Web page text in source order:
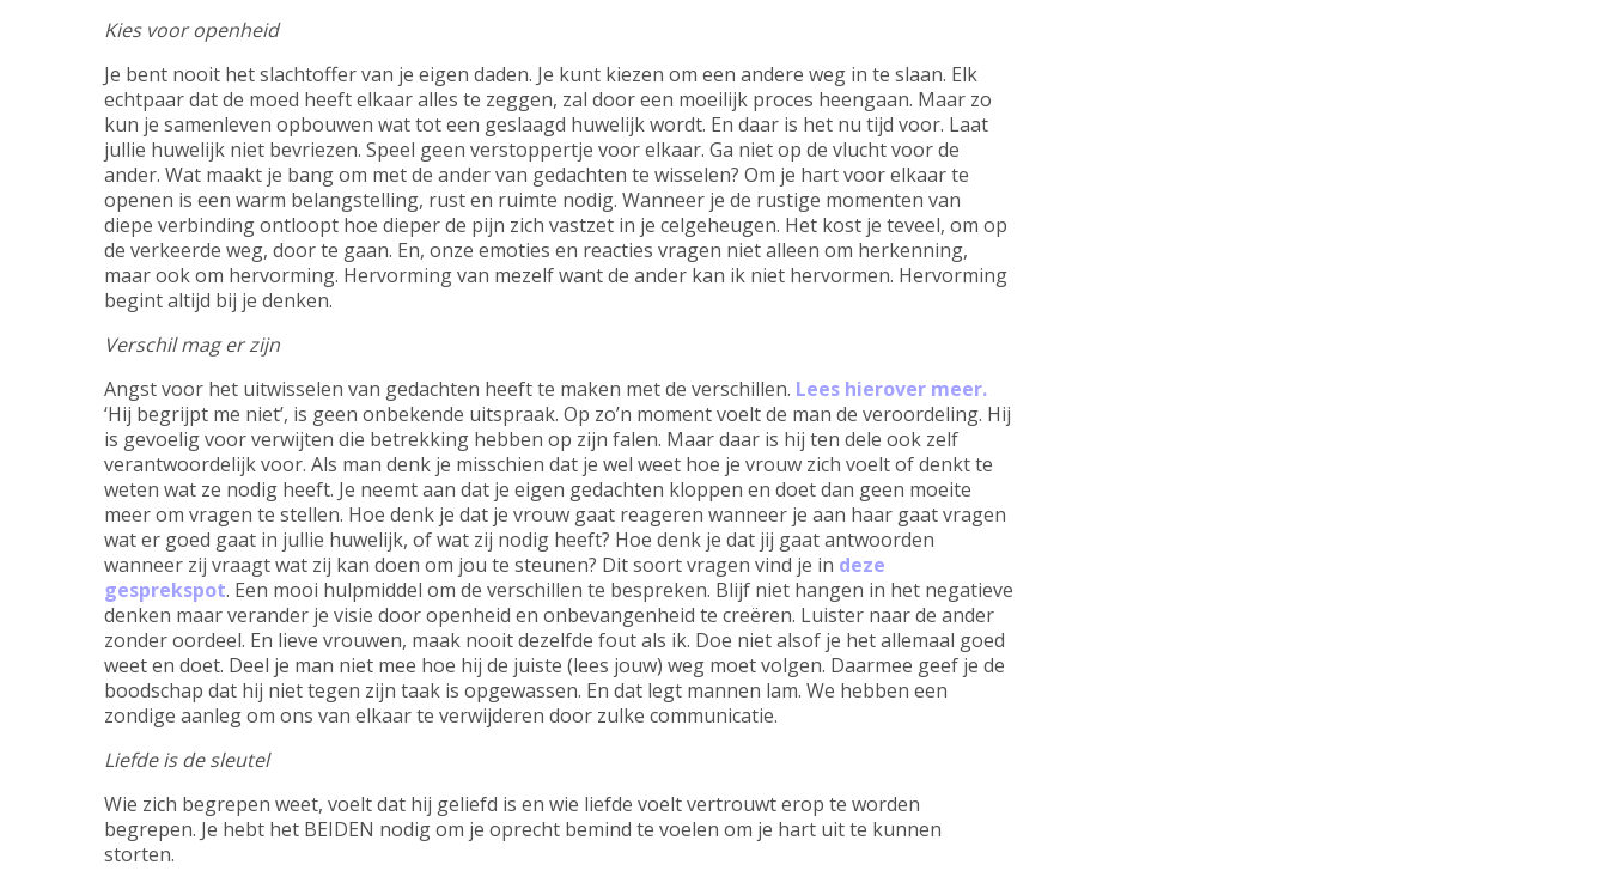
Kies voor openheid
Je bent nooit het slachtoffer van je eigen daden. Je kunt kiezen om een andere weg in te slaan. Elk
echtpaar dat de moed heeft elkaar alles te zeggen, zal door een moeilijk proces heengaan. Maar zo
kun je samenleven opbouwen wat tot een geslaagd huwelijk wordt. En daar is het nu tijd voor. Laat
jullie huwelijk niet bevriezen. Speel geen verstoppertje voor elkaar. Ga niet op de vlucht voor de
ander. Wat maakt je bang om met de ander van gedachten te wisselen? Om je hart voor elkaar te
openen is een warm belangstelling, rust en ruimte nodig. Wanneer je de rustige momenten van
diepe verbinding ontloopt hoe dieper de pijn zich vastzet in je celgeheugen. Het kost je teveel, om op
de verkeerde weg, door te gaan. En, onze emoties en reacties vragen niet alleen om herkenning,
maar ook om hervorming. Hervorming van mezelf want de ander kan ik niet hervormen. Hervorming
begint altijd bij je denken.
Verschil mag er zijn
Angst voor het uitwisselen van gedachten heeft te maken met de verschillen. Lees hierover meer.
‘Hij begrijpt me niet’, is geen onbekende uitspraak. Op zo’n moment voelt de man de veroordeling. Hij
is gevoelig voor verwijten die betrekking hebben op zijn falen. Maar daar is hij ten dele ook zelf
verantwoordelijk voor. Als man denk je misschien dat je wel weet hoe je vrouw zich voelt of denkt te
weten wat ze nodig heeft. Je neemt aan dat je eigen gedachten kloppen en doet dan geen moeite
meer om vragen te stellen. Hoe denk je dat je vrouw gaat reageren wanneer je aan haar gaat vragen
wat er goed gaat in jullie huwelijk, of wat zij nodig heeft? Hoe denk je dat jij gaat antwoorden
wanneer zij vraagt wat zij kan doen om jou te steunen? Dit soort vragen vind je in deze
gesprekspot. Een mooi hulpmiddel om de verschillen te bespreken. Blijf niet hangen in het negatieve
denken maar verander je visie door openheid en onbevangenheid te creëren. Luister naar de ander
zonder oordeel. En lieve vrouwen, maak nooit dezelfde fout als ik. Doe niet alsof je het allemaal goed
weet en doet. Deel je man niet mee hoe hij de juiste (lees jouw) weg moet volgen. Daarmee geef je de
boodschap dat hij niet tegen zijn taak is opgewassen. En dat legt mannen lam. We hebben een
zondige aanleg om ons van elkaar te verwijderen door zulke communicatie.
Liefde is de sleutel
Wie zich begrepen weet, voelt dat hij geliefd is en wie liefde voelt vertrouwt erop te worden
begrepen. Je hebt het BEIDEN nodig om je oprecht bemind te voelen om je hart uit te kunnen
storten.